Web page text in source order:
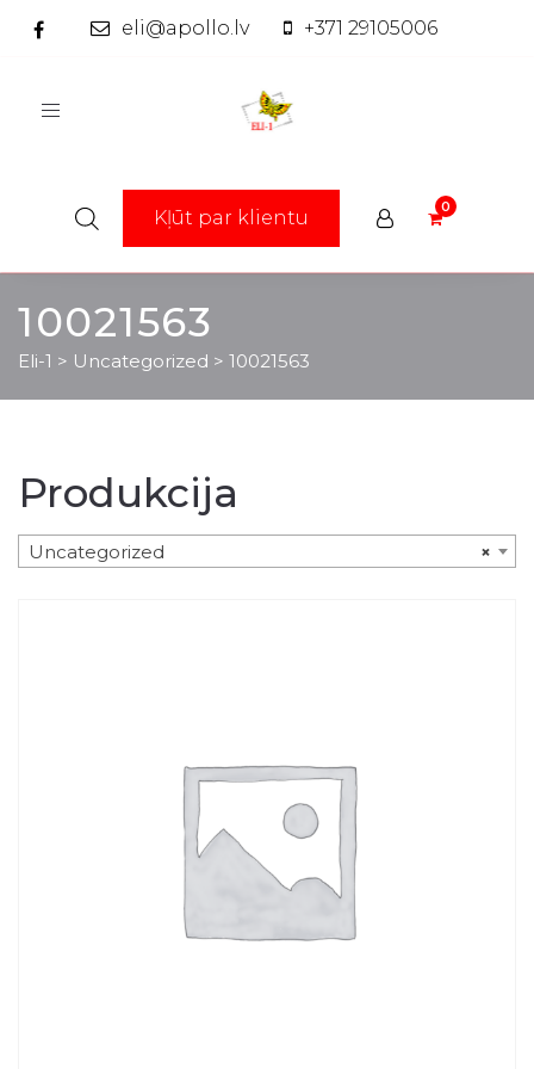
eli@apollo.lv +371 29105006
Toggle
Kļūt par klientu
10021563
Eli-1 > Uncategorized > 10021563
Produkcija
×
Uncategorized